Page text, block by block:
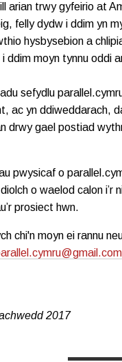
arian trwy gyfeirio at
felly dydw i ddim yn
hysbysebion a
ddim moyn tynnu oddi
sefydlu
ac yn ddiweddarach,
drwy gael postiad
pwysicaf o
o waelod calon i’r
prosiect hwn.
chi'n moyn ei rannu
2017